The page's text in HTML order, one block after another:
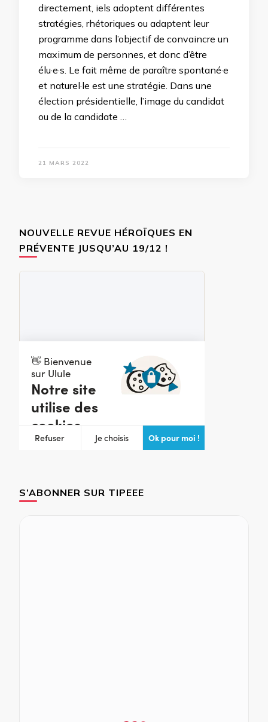
directement, iels adoptent différentes
stratégies, rhétoriques ou adaptent leur
programme dans l’objectif de convaincre un
maximum de personnes, et donc d’être
élu·e·s. Le fait même de paraître spontané·e
et naturel·le est une stratégie. Dans une
élection présidentielle, l’image du candidat
ou de la candidate …
21 MARS 2022
NOUVELLE REVUE HÉROÏQUES EN
PRÉVENTE JUSQU’AU 19/12 !
S’ABONNER SUR TIPEEE